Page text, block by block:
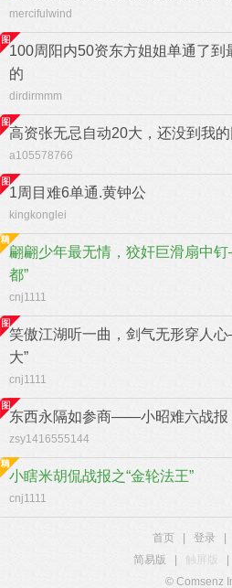
mercifulwind
100周阳内50资东方姐姐单通了到
的
dirdirmmm
高资张无忌自动20大，还没到我
a105578766
1周目难6单通.黄钟公
kingkonglei
翩翩少年最无情，狡奸巨滑扇中
都”
cnj1111
笑傲江湖听一曲，剑气无形穿人
大”
cnj1111
东西永隔如参商——小昭难六战报
zsy1416555144
小瞎米胡侃战报之“金轮法王”
cnj1111
首页 登录
简易版
触屏版
© Comsenz